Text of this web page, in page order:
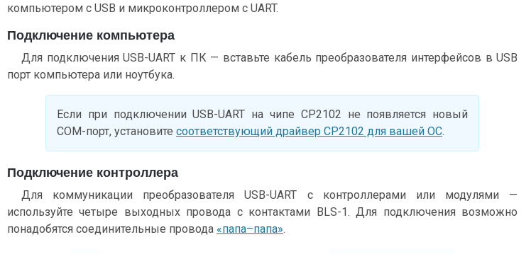
компьютером с USB и микроконтроллером с UART.
Подключение компьютера
Для подключения USB-UART к ПК — вставьте кабель преобразователя интерфейсов в USB
порт компьютера или ноутбука.
Если при подключении USB-UART на чипе CP2102 не появляется новый
COM-порт, установите соответствующий драйвер CP2102 для вашей ОС.
Подключение контроллера
Для коммуникации преобразователя USB-UART с контроллерами или модулями —
используйте четыре выходных провода с контактами BLS-1. Для подключения возможно
понадобятся соединительные провода «папа–папа».